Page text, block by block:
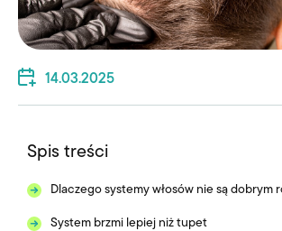
14.03.2025
Spis treści
Dlaczego systemy włosów nie są dobrym
System brzmi lepiej niż tupet